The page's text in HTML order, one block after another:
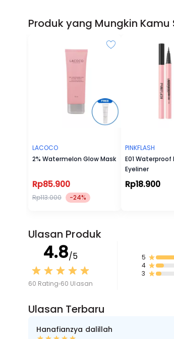
Produk yang Mungkin Kamu
LACOCO
2% Watermelon Glow Mask
Rp85.900
Rp113.000 -24%
PINKFLASH
E01 Waterproof
Eyeliner
Rp18.900
Ulasan Produk
4.8/5
60 Rating 60 Ulasan
5
4
3
Ulasan Terbaru
Hanafianzya dalillah